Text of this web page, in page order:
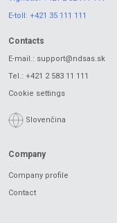
E-toll: +421 35 111 111
Contacts
E-mail.: support@ndsas.sk
Tel.: +421 2 583 11 111
Cookie settings
Slovenčina
Company
Company profile
Contact